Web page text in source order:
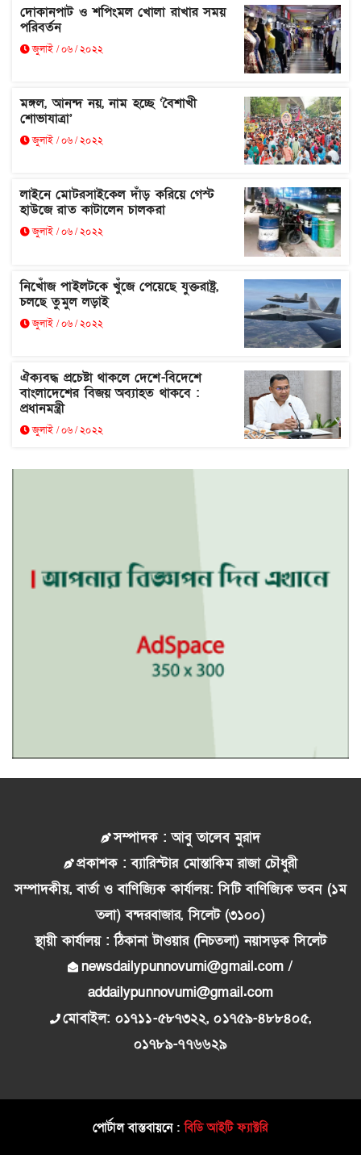
দোকানপাট ও শপিংমল খোলা রাখার সময়
পরিবর্তন
জুলাই / ০৬ / ২০২২
মঙ্গল, আনন্দ নয়, নাম হচ্ছে ‘বৈশাখী
শোভাযাত্রা’
জুলাই / ০৬ / ২০২২
লাইনে মোটরসাইকেল দাঁড় করিয়ে গেস্ট
হাউজে রাত কাটালেন চালকরা
জুলাই / ০৬ / ২০২২
নিখোঁজ পাইলটকে খুঁজে পেয়েছে যুক্তরাষ্ট্র,
চলছে তুমুল লড়াই
জুলাই / ০৬ / ২০২২
ঐক্যবদ্ধ প্রচেষ্টা থাকলে দেশে-বিদেশে
বাংলাদেশের বিজয় অব্যাহত থাকবে :
প্রধানমন্ত্রী
জুলাই / ০৬ / ২০২২
সম্পাদক : আবু তালেব মুরাদ
প্রকাশক : ব্যারিস্টার মোস্তাকিম রাজা চৌধুরী
সম্পাদকীয়, বার্তা ও বাণিজ্যিক কার্যালয়: সিটি বাণিজ্যিক ভবন (১ম
তলা) বন্দরবাজার, সিলেট (৩১০০)
স্থায়ী কার্যালয় : ঠিকানা টাওয়ার (নিচতলা) নয়াসড়ক সিলেট
newsdailypunnovumi@gmail.com /
addailypunnovumi@gmail.com
মোবাইল: ০১৭১১-৫৮৭৩২২, ০১৭৫৯-৪৮৮৪০৫,
০১৭৮৯-৭৭৬৬২৯
পোর্টাল বাস্তবায়নে :বিডি আইটি ফ্যাক্টরি